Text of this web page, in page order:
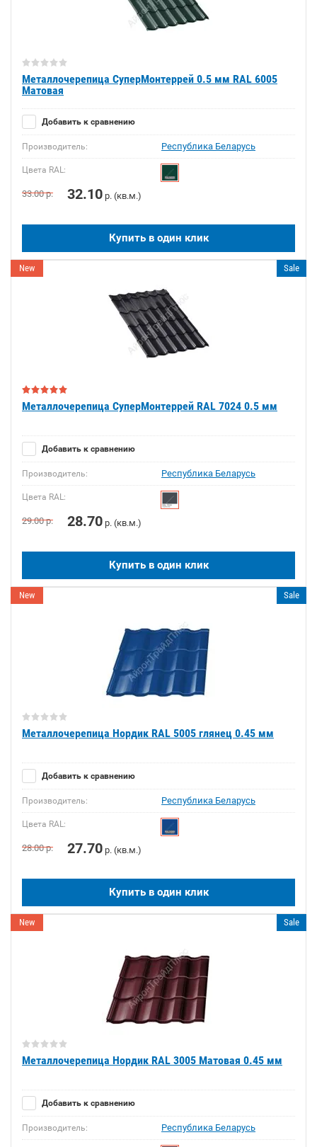
Металлочерепица СуперМонтеррей 0.5 мм RAL 6005
Матовая
Добавить к сравнению
Производитель: Республика Беларусь
Цвета RAL:
33.00р. 32.10 р. (кв.м.)
Купить в один клик
New Sale
Металлочерепица СуперМонтеррей RAL 7024 0.5 мм
Добавить к сравнению
Производитель: Республика Беларусь
Цвета RAL:
29.00р. 28.70 р. (кв.м.)
Купить в один клик
New Sale
Металлочерепица Нордик RAL 5005 глянец 0.45 мм
Добавить к сравнению
Производитель: Республика Беларусь
Цвета RAL:
28.00р. 27.70 р. (кв.м.)
Купить в один клик
New Sale
Металлочерепица Нордик RAL 3005 Матовая 0.45 мм
Добавить к сравнению
Производитель: Республика Беларусь